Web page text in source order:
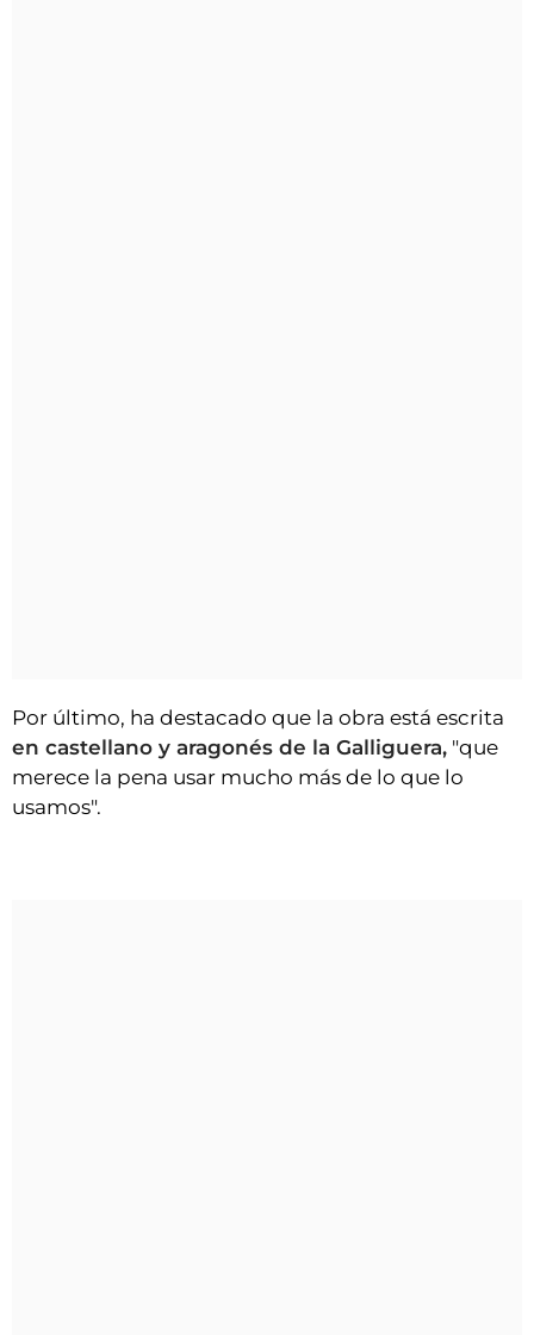
Por último, ha destacado que la obra está escrita
en castellano y aragonés de la Galliguera, "que
merece la pena usar mucho más de lo que lo
usamos".